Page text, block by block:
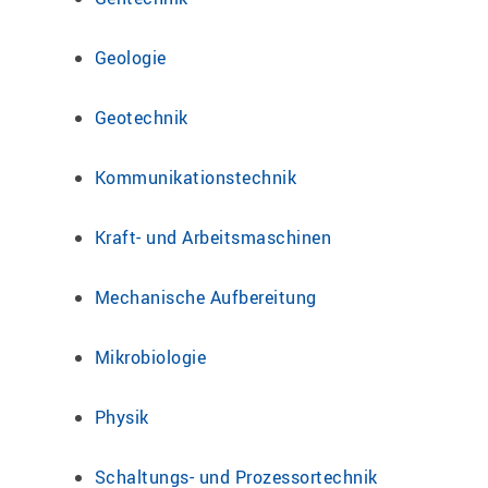
Geologie
Geotechnik
Kommunikationstechnik
Kraft- und Arbeitsmaschinen
Mechanische Aufbereitung
Mikrobiologie
Physik
Schaltungs- und Prozessortechnik